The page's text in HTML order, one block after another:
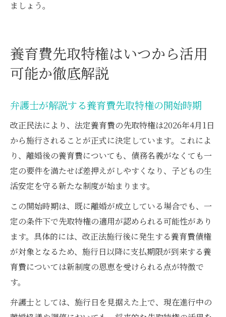
ましょう。
養育費先取特権はいつから活用
可能か徹底解説
弁護士が解説する養育費先取特権の開始時期
改正民法により、法定養育費の先取特権は2026年4月1日
から施行されることが正式に決定しています。これによ
り、離婚後の養育費についても、債務名義がなくても一
定の要件を満たせば差押えがしやすくなり、子どもの生
活安定を守る新たな制度が始まります。
この開始時期は、既に離婚が成立している場合でも、一
定の条件下で先取特権の適用が認められる可能性があり
ます。具体的には、改正法施行後に発生する養育費債権
が対象となるため、施行日以降に支払期限が到来する養
育費については新制度の恩恵を受けられる点が特徴で
す。
弁護士としては、施行日を見据えた上で、現在進行中の